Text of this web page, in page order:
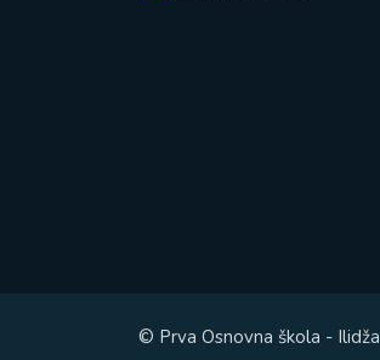
© Prva Osnovna škola - Ilidža